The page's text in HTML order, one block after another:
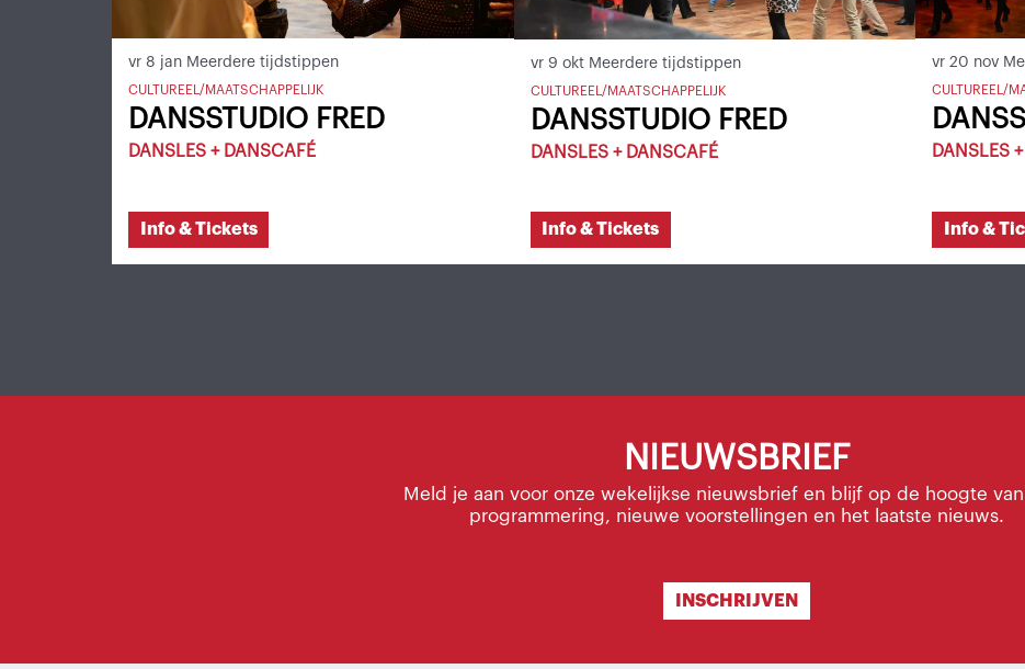
DANSSTUDIO FRED
DANSLES + DANSCAFÉ
CULTUREEL/MAATSCHAPPELIJK
vr 8 jan Meerdere tijdstippen
Info & Tickets
DANSSTUDIO FRED
DANSLES + DANSCAFÉ
CULTUREEL/MAATSCHAPPELIJK
vr 9 okt Meerdere tijdstippen
Info & Tickets
DANSLES
CULTUREEL/
vr 20 nov
Info &
NIEUWSBRIEF
Meld je aan voor onze wekelijkse nieuwsbrief en blijf op de hoogte
programmering, nieuwe voorstellingen en het laatste nieuws.
INSCHRIJVEN